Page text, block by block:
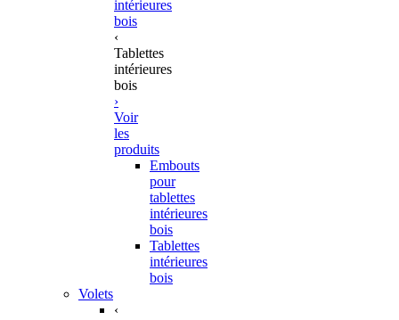
intérieures
bois
‹
Tablettes
intérieures
bois
›
Voir
les
produits
Embouts
pour
tablettes
intérieures
bois
Tablettes
intérieures
bois
Volets
‹